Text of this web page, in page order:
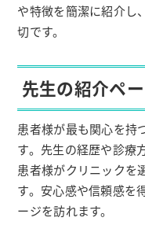
や特徴を簡潔に紹介し
切です。
先生の紹介ペ
患者様が最も関心を持
す。先生の経歴や診療
患者様がクリニックを
す。安心感や信頼感を
ージを訪れます。